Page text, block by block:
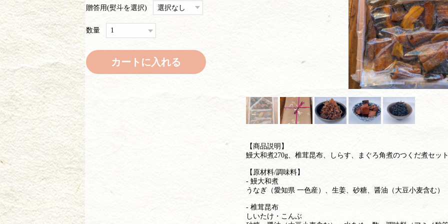
贈答用(熨斗を選択)
数量
カートに入れる
【商品説明】
鰻大和煮270g、椎茸昆布、しらす、まぐろ角煮のつくだ煮セッ
【原材料/調味料】
- 鰻大和煮
うなぎ（愛知県 一色産）、生姜、砂糖、醤油（大豆小麦含む）
- 椎茸昆布
しいたけ・こんぶ